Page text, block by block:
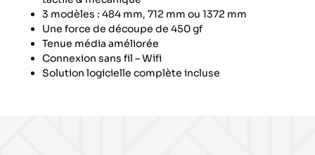
3 modèles : 484 mm, 712 mm ou 1372 mm
Une force de découpe de 450 gf
Tenue média améliorée
Connexion sans fil – Wifi
Solution logicielle complète incluse